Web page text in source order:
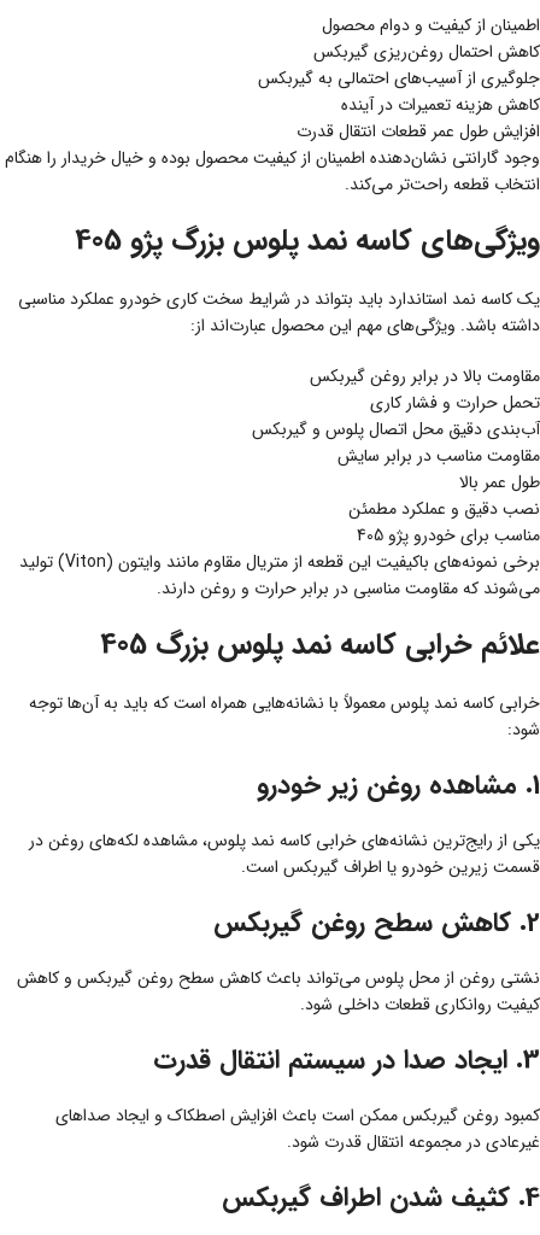
اطمینان از کیفیت و دوام محصول
کاهش احتمال روغن‌ریزی گیربکس
جلوگیری از آسیب‌های احتمالی به گیربکس
کاهش هزینه تعمیرات در آینده
افزایش طول عمر قطعات انتقال قدرت
وجود گارانتی نشان‌دهنده اطمینان از کیفیت محصول بوده و خیال خریدار را هنگام
انتخاب قطعه راحت‌تر می‌کند.
ویژگی‌های کاسه نمد پلوس بزرگ پژو 405
یک کاسه نمد استاندارد باید بتواند در شرایط سخت کاری خودرو عملکرد مناسبی
داشته باشد. ویژگی‌های مهم این محصول عبارت‌اند از:
مقاومت بالا در برابر روغن گیربکس
تحمل حرارت و فشار کاری
آب‌بندی دقیق محل اتصال پلوس و گیربکس
مقاومت مناسب در برابر سایش
طول عمر بالا
نصب دقیق و عملکرد مطمئن
مناسب برای خودرو پژو 405
برخی نمونه‌های باکیفیت این قطعه از متریال مقاوم مانند وایتون (Viton) تولید
می‌شوند که مقاومت مناسبی در برابر حرارت و روغن دارند.
علائم خرابی کاسه نمد پلوس بزرگ 405
خرابی کاسه نمد پلوس معمولاً با نشانه‌هایی همراه است که باید به آن‌ها توجه
شود:
1. مشاهده روغن زیر خودرو
یکی از رایج‌ترین نشانه‌های خرابی کاسه نمد پلوس، مشاهده لکه‌های روغن در
قسمت زیرین خودرو یا اطراف گیربکس است.
2. کاهش سطح روغن گیربکس
نشتی روغن از محل پلوس می‌تواند باعث کاهش سطح روغن گیربکس و کاهش
کیفیت روانکاری قطعات داخلی شود.
3. ایجاد صدا در سیستم انتقال قدرت
کمبود روغن گیربکس ممکن است باعث افزایش اصطکاک و ایجاد صداهای
غیرعادی در مجموعه انتقال قدرت شود.
4. کثیف شدن اطراف گیربکس